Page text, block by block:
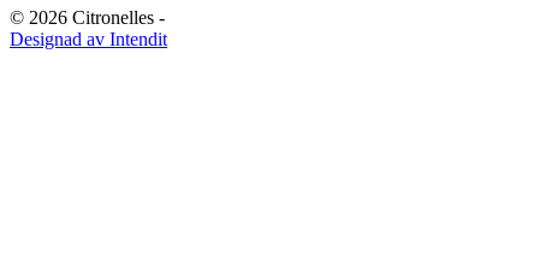
Produkter med Husmönster
© 2026 Citronelles -
Designad av Intendit